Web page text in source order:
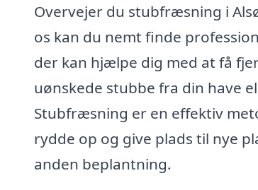
Overvejer du stubfræsning i
os kan du nemt finde
der kan hjælpe dig med at få
uønskede stubbe fra din have
Stubfræsning er en effektiv
rydde op og give plads til nye
anden beplantning.